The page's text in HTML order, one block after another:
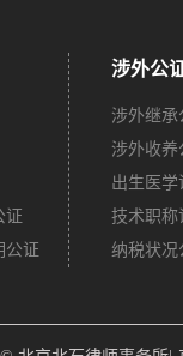
证
公证
涉外公
涉外继承
涉外收养
出生医学
技术职称
纳税状况